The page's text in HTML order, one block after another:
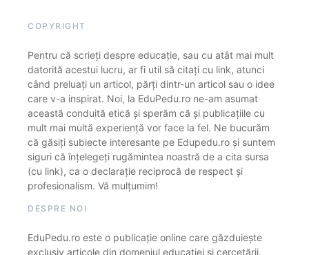
COPYRIGHT
Pentru că scrieți despre educație, sau cu atât mai mult
datorită acestui lucru, ar fi util să citați cu link, atunci
când preluați un articol, părți dintr-un articol sau o idee
care v-a inspirat. Noi, la EduPedu.ro ne-am asumat
această conduită etică și sperăm că și publicațiile cu
mult mai multă experiență vor face la fel. Ne bucurăm
că găsiți subiecte interesante pe Edupedu.ro și suntem
siguri că înțelegeți rugămintea noastră de a cita sursa
(cu link), ca o declarație reciprocă de respect și
profesionalism. Vă mulțumim!
DESPRE NOI
EduPedu.ro este o publicație online care găzduiește
exclusiv articole din domeniul educației și cercetării.